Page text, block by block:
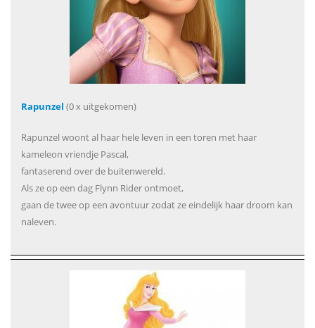
Rapunzel (0 x uitgekomen)
Rapunzel woont al haar hele leven in een toren met haar
kameleon vriendje Pascal,
fantaserend over de buitenwereld.
Als ze op een dag Flynn Rider ontmoet,
gaan de twee op een avontuur zodat ze eindelijk haar droom kan
naleven.